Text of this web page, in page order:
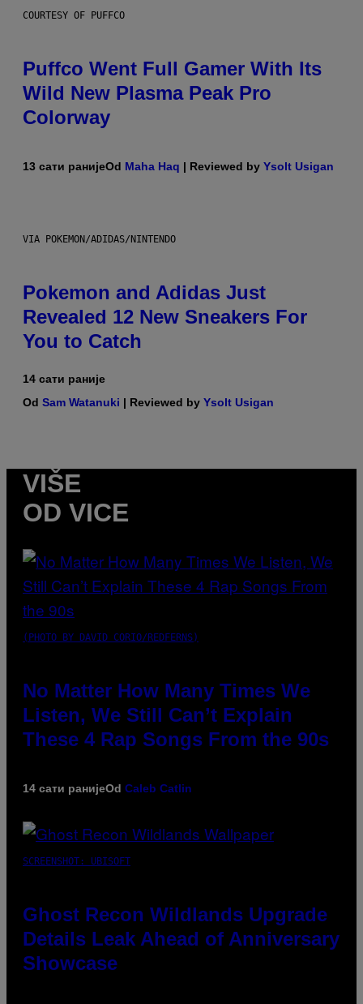
COURTESY OF PUFFCO
Puffco Went Full Gamer With Its
Wild New Plasma Peak Pro
Colorway
13 сати ранијеOd Maha Haq | Reviewed by Ysolt Usigan
VIA POKEMON/ADIDAS/NINTENDO
Pokemon and Adidas Just
Revealed 12 New Sneakers For
You to Catch
14 сати раније
Od Sam Watanuki | Reviewed by Ysolt Usigan
VIŠE
OD VICE
(PHOTO BY DAVID CORIO/REDFERNS)
No Matter How Many Times We
Listen, We Still Can’t Explain
These 4 Rap Songs From the 90s
14 сати ранијеOd Caleb Catlin
SCREENSHOT: UBISOFT
Ghost Recon Wildlands Upgrade
Details Leak Ahead of Anniversary
Showcase